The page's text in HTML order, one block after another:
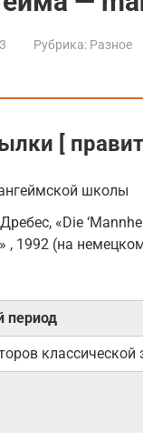
Рубрика: Разное
[
школы
«Die
, 1992 (на
период
классической